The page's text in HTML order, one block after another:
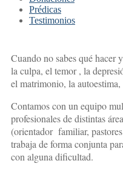
Prédicas
Testimonios
Cuando no sabes qué hacer
la culpa, el temor , la
el matrimonio, la
Contamos con un equipo
profesionales de distintas
(orientador familiar,
trabaja de forma conjunta
con alguna dificultad.